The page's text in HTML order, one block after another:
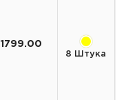
1799.00
8 Штука